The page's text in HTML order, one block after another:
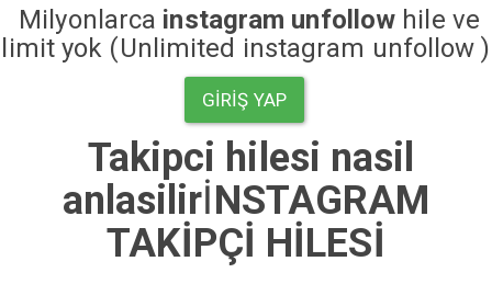
Milyonlarca instagram unfollow hile ve
limit yok (Unlimited instagram unfollow )
GIRIŞ YAP
Takipci hilesi nasil
anlasilirİNSTAGRAM
TAKİPÇİ HİLESİ